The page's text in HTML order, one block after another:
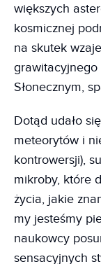
większych
kosmicznej
na skutek
grawitacyjnego
Słonecznym,
Dotąd udało
meteorytów i
kontrowersji),
mikroby, które
życia, jakie
my jesteśmy
naukowcy
sensacyjnych